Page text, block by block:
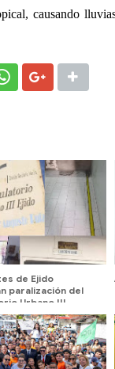
causando
de Ejido
paralización del
Urbano III